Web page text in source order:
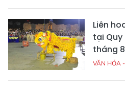
Liên
tại
tháng 8
VĂN HÓA